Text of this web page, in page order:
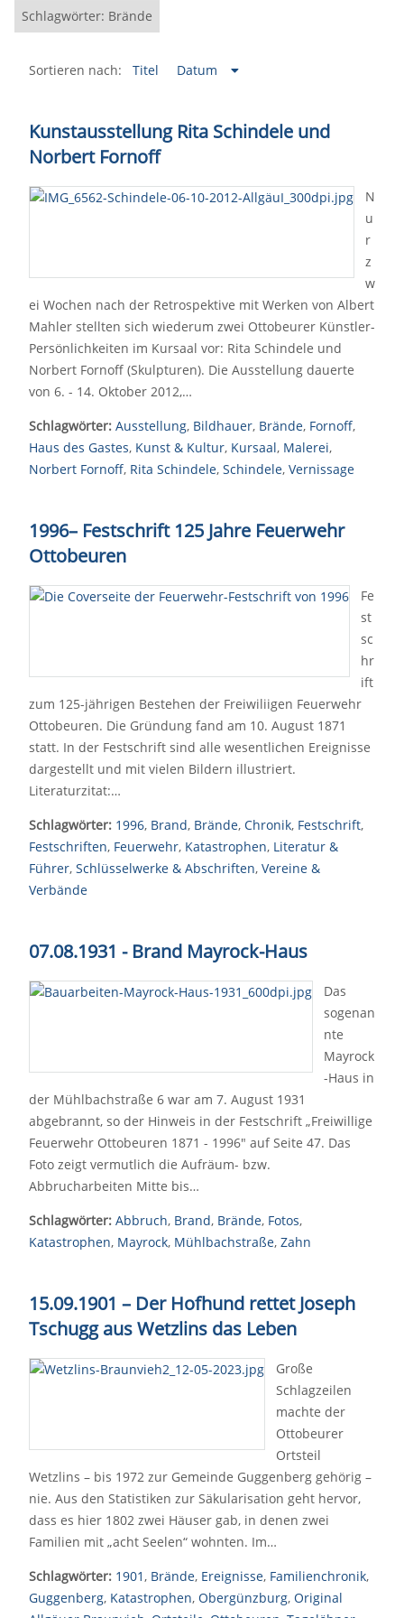
Schlagwörter: Brände
Sortieren nach: Titel Datum
Kunstausstellung Rita Schindele und
Norbert Fornoff
N
u
r
z
w
ei Wochen nach der Retrospektive mit Werken von Albert
Mahler stellten sich wiederum zwei Ottobeurer Künstler-
Persönlichkeiten im Kursaal vor: Rita Schindele und
Norbert Fornoff (Skulpturen). Die Ausstellung dauerte
von 6. - 14. Oktober 2012,…
Schlagwörter: Ausstellung, Bildhauer, Brände, Fornoff,
Haus des Gastes, Kunst & Kultur, Kursaal, Malerei,
Norbert Fornoff, Rita Schindele, Schindele, Vernissage
1996– Festschrift 125 Jahre Feuerwehr
Ottobeuren
Fe
st
sc
hr
ift
zum 125-jährigen Bestehen der Freiwiliigen Feuerwehr
Ottobeuren. Die Gründung fand am 10. August 1871
statt. In der Festschrift sind alle wesentlichen Ereignisse
dargestellt und mit vielen Bildern illustriert.
Literaturzitat:…
Schlagwörter: 1996, Brand, Brände, Chronik, Festschrift,
Festschriften, Feuerwehr, Katastrophen, Literatur &
Führer, Schlüsselwerke & Abschriften, Vereine &
Verbände
07.08.1931 - Brand Mayrock-Haus
Das
sogenan
nte
Mayrock
-Haus in
der Mühlbachstraße 6 war am 7. August 1931
abgebrannt, so der Hinweis in der Festschrift „Freiwillige
Feuerwehr Ottobeuren 1871 - 1996" auf Seite 47. Das
Foto zeigt vermutlich die Aufräum- bzw.
Abbrucharbeiten Mitte bis…
Schlagwörter: Abbruch, Brand, Brände, Fotos,
Katastrophen, Mayrock, Mühlbachstraße, Zahn
15.09.1901 – Der Hofhund rettet Joseph
Tschugg aus Wetzlins das Leben
Große
Schlagzeilen
machte der
Ottobeurer
Ortsteil
Wetzlins – bis 1972 zur Gemeinde Guggenberg gehörig –
nie. Aus den Statistiken zur Säkularisation geht hervor,
dass es hier 1802 zwei Häuser gab, in denen zwei
Familien mit „acht Seelen“ wohnten. Im…
Schlagwörter: 1901, Brände, Ereignisse, Familienchronik,
Guggenberg, Katastrophen, Obergünzburg, Original